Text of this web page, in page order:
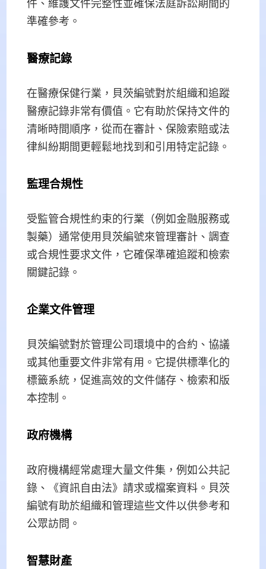
件、維護文件完整性並確保法庭訴訟期間的
準確參考。
醫療記錄
在醫療保健行業，貝茨編號對於組織和追蹤
醫療記錄非常有價值。它有助於保持文件的
清晰時間順序，從而在審計、保險索賠或法
律糾紛期間更輕鬆地找到和引用特定記錄。
監理合規性
受監管合規性約束的行業（例如金融服務或
製藥）通常使用貝茨編號來管理審計、調查
或合規性要求文件，它確保準確追蹤和檢索
關鍵記錄。
企業文件管理
貝茨編號對於管理公司環境中的合約、協議
或其他重要文件非常有用。它提供標準化的
標籤系統，促進高效的文件儲存、檢索和版
本控制。
政府機構
政府機構經常處理大量文件集，例如公共記
錄、《資訊自由法》請求或檔案資料。貝茨
編號有助於組織和管理這些文件以供參考和
公眾訪問。
智慧財產